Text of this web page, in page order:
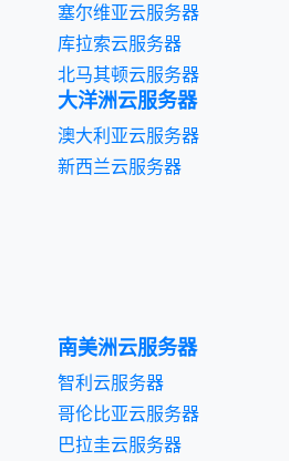
塞尔维亚云服务器
库拉索云服务器
北马其顿云服务器
大洋洲云服务器
澳大利亚云服务器
新西兰云服务器
南美洲云服务器
智利云服务器
哥伦比亚云服务器
巴拉圭云服务器